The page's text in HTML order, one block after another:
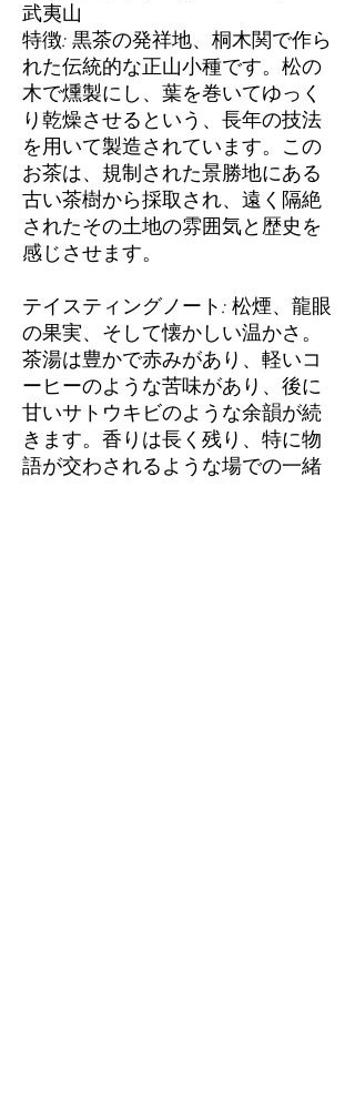
武夷山
特徴: 黒茶の発祥地、桐木関で作ら
れた伝統的な正山小種です。松の
木で燻製にし、葉を巻いてゆっく
り乾燥させるという、長年の技法
を用いて製造されています。この
お茶は、規制された景勝地にある
古い茶樹から採取され、遠く隔絶
されたその土地の雰囲気と歴史を
感じさせます。
テイスティングノート: 松煙、龍眼
の果実、そして懐かしい温かさ。
茶湯は豊かで赤みがあり、軽いコ
ーヒーのような苦味があり、後に
甘いサトウキビのような余韻が続
きます。香りは長く残り、特に物
語が交わされるような場での一緒